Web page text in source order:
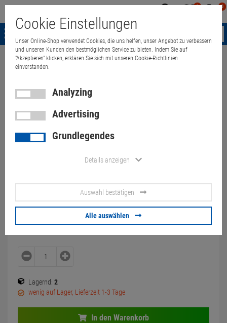
0 0
Menü
Weiter einkaufen
ATEN 4K CS1942DP DP KVMP
Switch 2x DisplayPort USB 3.0
Audio Mikro
140.00 €
Lagernd: 2
wenig auf Lager, Lieferzeit 1-3 Tage
In den Warenkorb
Cookie Einstellungen
Unser Online-Shop verwendet Cookies, die uns helfen, unser Angebot zu verbessern
und unseren Kunden den bestmöglichen Service zu bieten. Indem Sie auf
"Akzeptieren" klicken, erklären Sie sich mit unseren Cookie-Richtlinien
einverstanden.
Analyzing
Advertising
Grundlegendes
Details anzeigen
Auswahl bestätigen
Alle auswählen